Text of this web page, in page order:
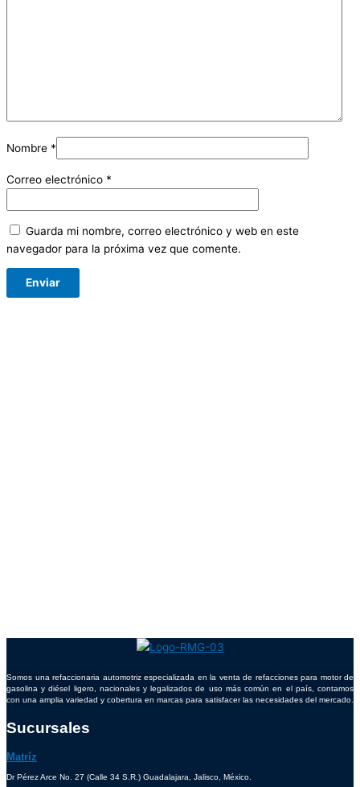
Nombre *
Correo electrónico *
Guarda mi nombre, correo electrónico y web en este
navegador para la próxima vez que comente.
Somos una refaccionaria automotriz especializada en la venta de refacciones para motor de
gasolina y diésel ligero, nacionales y legalizados de uso más común en el país, contamos
con una amplia variedad y cobertura en marcas para satisfacer las necesidades del mercado.
Sucursales
Matríz
Dr Pérez Arce No. 27 (Calle 34 S.R.) Guadalajara, Jalisco, México.